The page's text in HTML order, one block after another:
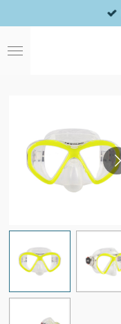
direct
naar
de